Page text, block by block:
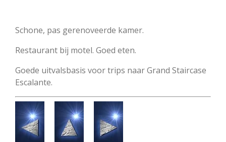
Schone, pas gerenoveerde kamer.
Restaurant bij motel. Goed eten.
Goede uitvalsbasis voor trips naar Grand Staircase
Escalante.